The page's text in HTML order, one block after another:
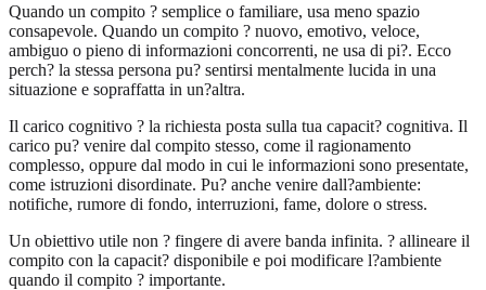
Quando un compito ? semplice o familiare, usa meno spazio
consapevole. Quando un compito ? nuovo, emotivo, veloce,
ambiguo o pieno di informazioni concorrenti, ne usa di pi?. Ecco
perch? la stessa persona pu? sentirsi mentalmente lucida in una
situazione e sopraffatta in un?altra.
Il carico cognitivo ? la richiesta posta sulla tua capacit? cognitiva. Il
carico pu? venire dal compito stesso, come il ragionamento
complesso, oppure dal modo in cui le informazioni sono presentate,
come istruzioni disordinate. Pu? anche venire dall?ambiente:
notifiche, rumore di fondo, interruzioni, fame, dolore o stress.
Un obiettivo utile non ? fingere di avere banda infinita. ? allineare il
compito con la capacit? disponibile e poi modificare l?ambiente
quando il compito ? importante.